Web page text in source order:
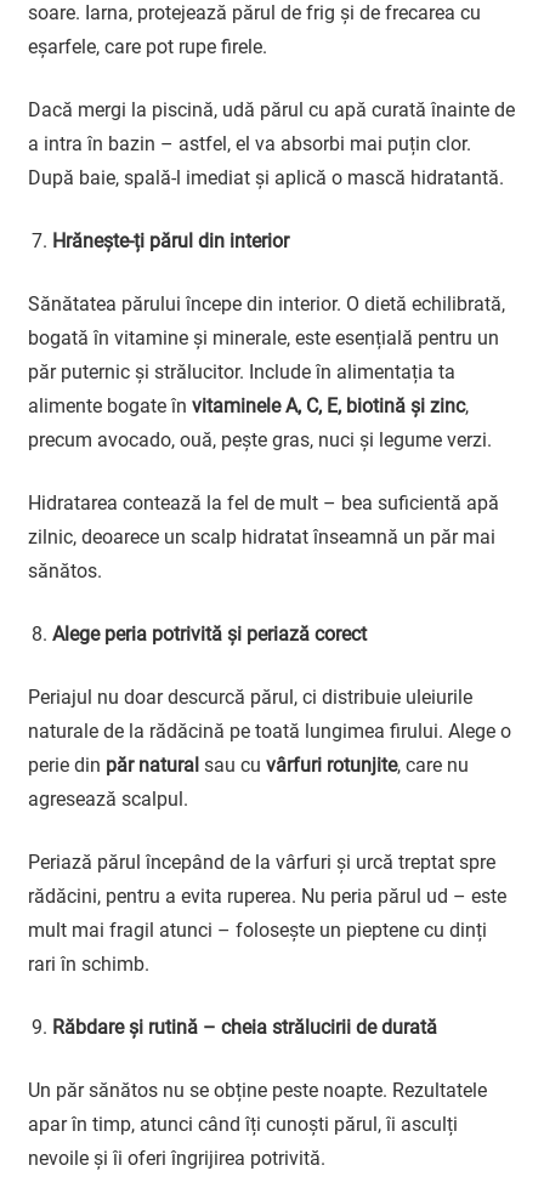
soare. Iarna, protejează părul de frig și de frecarea cu
eșarfele, care pot rupe firele.
Dacă mergi la piscină, udă părul cu apă curată înainte de
a intra în bazin – astfel, el va absorbi mai puțin clor.
După baie, spală-l imediat și aplică o mască hidratantă.
Hrănește-ți părul din interior
Sănătatea părului începe din interior. O dietă echilibrată,
bogată în vitamine și minerale, este esențială pentru un
păr puternic și strălucitor. Include în alimentația ta
alimente bogate în vitaminele A, C, E, biotină și zinc,
precum avocado, ouă, pește gras, nuci și legume verzi.
Hidratarea contează la fel de mult – bea suficientă apă
zilnic, deoarece un scalp hidratat înseamnă un păr mai
sănătos.
Alege peria potrivită și periază corect
Periajul nu doar descurcă părul, ci distribuie uleiurile
naturale de la rădăcină pe toată lungimea firului. Alege o
perie din păr naturalsau cu vârfuri rotunjite, care nu
agresează scalpul.
Periază părul începând de la vârfuri și urcă treptat spre
rădăcini, pentru a evita ruperea. Nu peria părul ud – este
mult mai fragil atunci – folosește un pieptene cu dinți
rari în schimb.
Răbdare și rutină – cheia strălucirii de durată
Un păr sănătos nu se obține peste noapte. Rezultatele
apar în timp, atunci când îți cunoști părul, îi asculți
nevoile și îi oferi îngrijirea potrivită.